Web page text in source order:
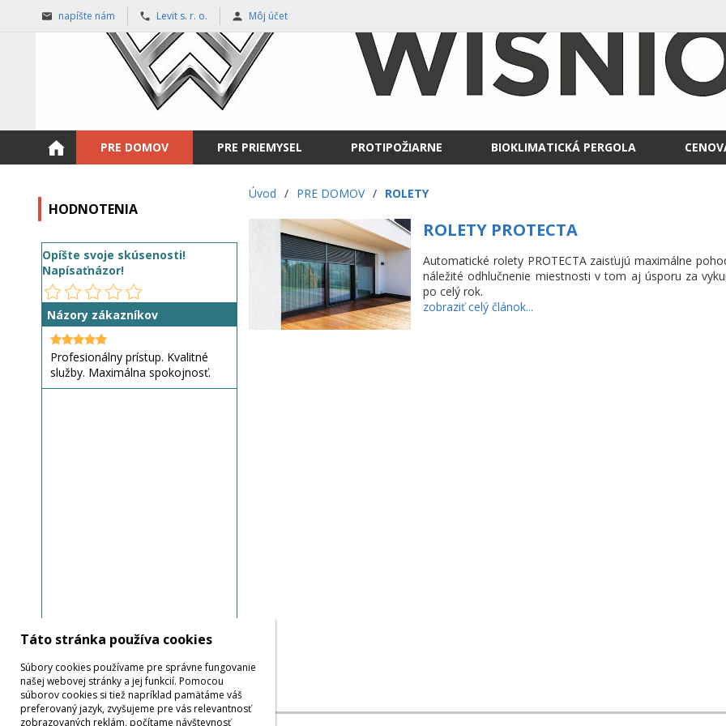
napíšte nám Levit s. r. o. Môj účet
PRE DOMOV PRE PRIEMYSEL PROTIPOŽIARNE BIOKLIMATICKÁ PERGOLA
HODNOTENIA
Opíšte svoje skúsenosti!
Napísaťnázor!
Názory zákazníkov
Profesionálny prístup. Kvalitné
služby. Maximálna spokojnosť.
Všetky názory
Úvod / PRE DOMOV / ROLETY
ROLETY PROTECTA
Automatické rolety PROTECTA zaisťujú maximálne
náležité odhlučnenie miestnosti v tom aj úsporu za
po celý rok.
zobraziť celý článok...
Táto stránka používa cookies
Súbory cookies používame pre správne fungovanie
našej webovej stránky a jej funkcií. Pomocou
súborov cookies si tiež napríklad pamätáme váš
preferovaný jazyk, zvyšujeme pre vás relevantnosť
zobrazovaných reklám, počítame návštevnosť